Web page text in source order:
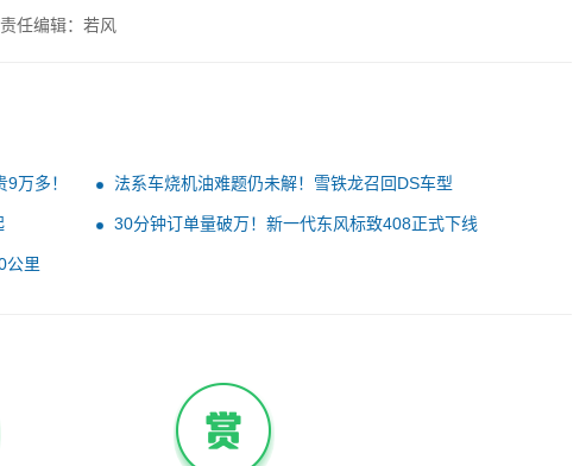
责任编辑：若风
万多！ 法系车烧机油难题仍未解！雪铁龙召回DS车型
30分钟订单量破万！新一代东风标致408正式下线
公里